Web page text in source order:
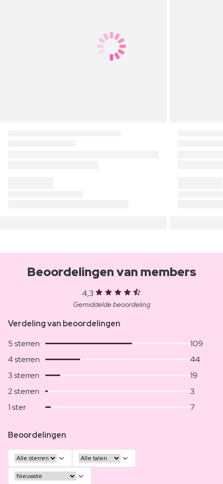
Beoordelingen van members
4,3
Gemiddelde beoordeling
Verdeling van beoordelingen
5 sterren
109
4 sterren
44
3 sterren
19
2 sterren
3
1 ster
7
Beoordelingen